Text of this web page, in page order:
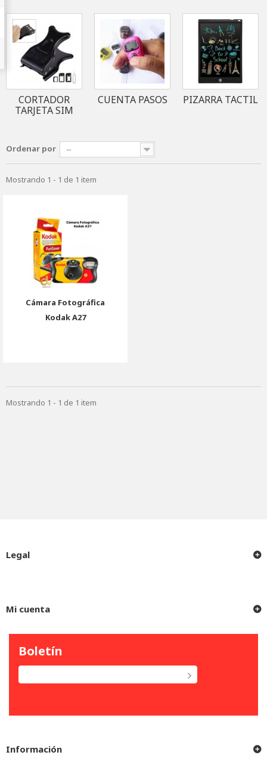
CORTADOR
TARJETA SIM
CUENTA PASOS PIZARRA TACTIL
Ordenar por --
Mostrando 1 - 1 de 1 item
Cámara Fotográfica
Kodak A27
Mostrando 1 - 1 de 1 item
Legal
Mi cuenta
Boletín
Información